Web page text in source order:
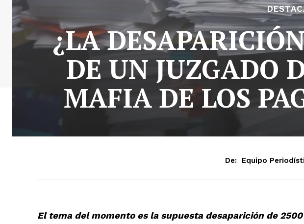
¿LA
DE UN JUZGADO
MAFIA DE LOS
De: Equipo
El tema del momento es la supuesta desaparición de